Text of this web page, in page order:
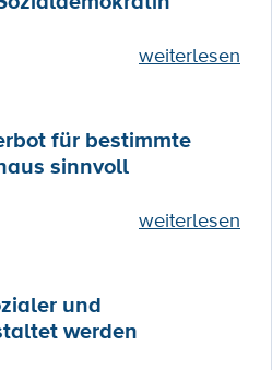
weiterlesen
für bestimmte
sinnvoll
weiterlesen
und
werden